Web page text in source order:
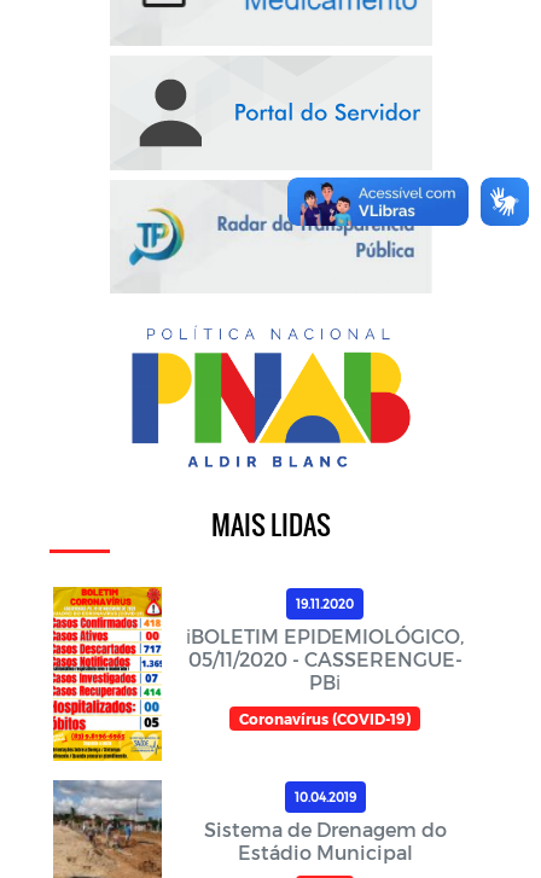
MAIS LIDAS
19.11.2020
ℹ️BOLETIM EPIDEMIOLÓGICO,
05/11/2020 - CASSERENGUE-
PBℹ️
Coronavírus (COVID-19)
10.04.2019
Sistema de Drenagem do
Estádio Municipal